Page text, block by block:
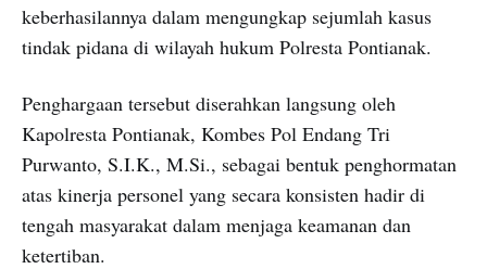
keberhasilannya dalam mengungkap sejumlah kasus
tindak pidana di wilayah hukum Polresta Pontianak.
Penghargaan tersebut diserahkan langsung oleh
Kapolresta Pontianak, Kombes Pol Endang Tri
Purwanto, S.I.K., M.Si., sebagai bentuk penghormatan
atas kinerja personel yang secara konsisten hadir di
tengah masyarakat dalam menjaga keamanan dan
ketertiban.